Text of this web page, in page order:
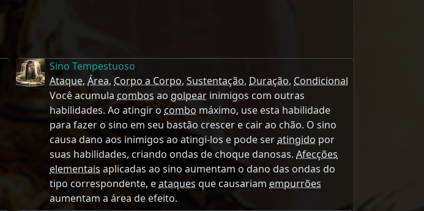
Sino Tempestuoso
Ataque, Área, Corpo a Corpo, Sustentação, Duração, Condicional
Você acumula combos ao golpear inimigos com outras
habilidades. Ao atingir o combo máximo, use esta habilidade
para fazer o sino em seu bastão crescer e cair ao chão. O sino
causa dano aos inimigos ao atingi-los e pode seratingido por
suas habilidades, criando ondas de choque danosas. Afecções
elementais aplicadas ao sino aumentam o dano das ondas do
tipo correspondente, eataques que causariam empurrões
aumentam a área de efeito.